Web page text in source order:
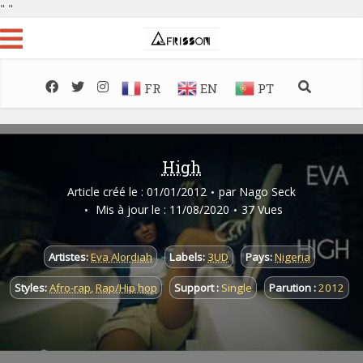
" "
FR EN PT
High
Article créé le : 01/01/2012 par Nago Seck
Mis à jour le : 11/08/2020
37 Vues
Artistes:Eva Alordiah Labels: 3UD Pays:Nigeria
Styles:Afro-rap,Rap/Hip hop Support : Single Parution :2012